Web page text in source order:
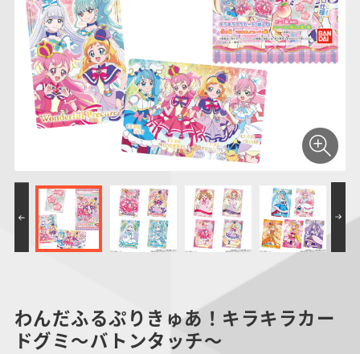
仮面ライダーシリー
ズ
PROJECT R.E.D.・
スーパー戦隊シリー
ズ
ガンダムシリーズ
ポケットモンスター
アンパンマン
サンリオキャラクタ
ーズ
たまご
キャラパキ
つりグミ
にふぉるめーしょん
＆スクエアシール
SMPシリーズ
ポケモンスケールワ
ールド
キャラデコ
わんだふるぷりきゅあ！キラキラカー
ドグミ～バトンタッチ～